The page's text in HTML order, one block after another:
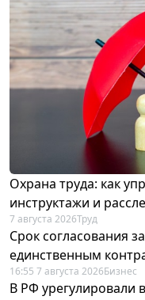
Охрана труда: как
инструктажи и
7 августа 2026Труд
Срок согласования
единственным
16:55 7 августа 2026Бизнес
В РФ урегулировали